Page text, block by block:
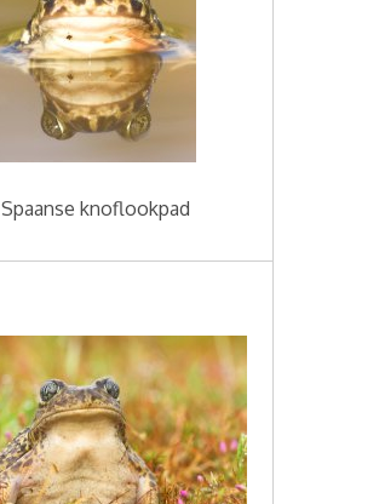
Spaanse knoflookpad